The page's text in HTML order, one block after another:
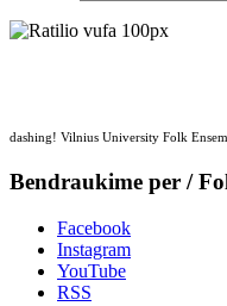
dashing! Vilnius University Folk
Bendraukime per /
Facebook
Instagram
YouTube
RSS